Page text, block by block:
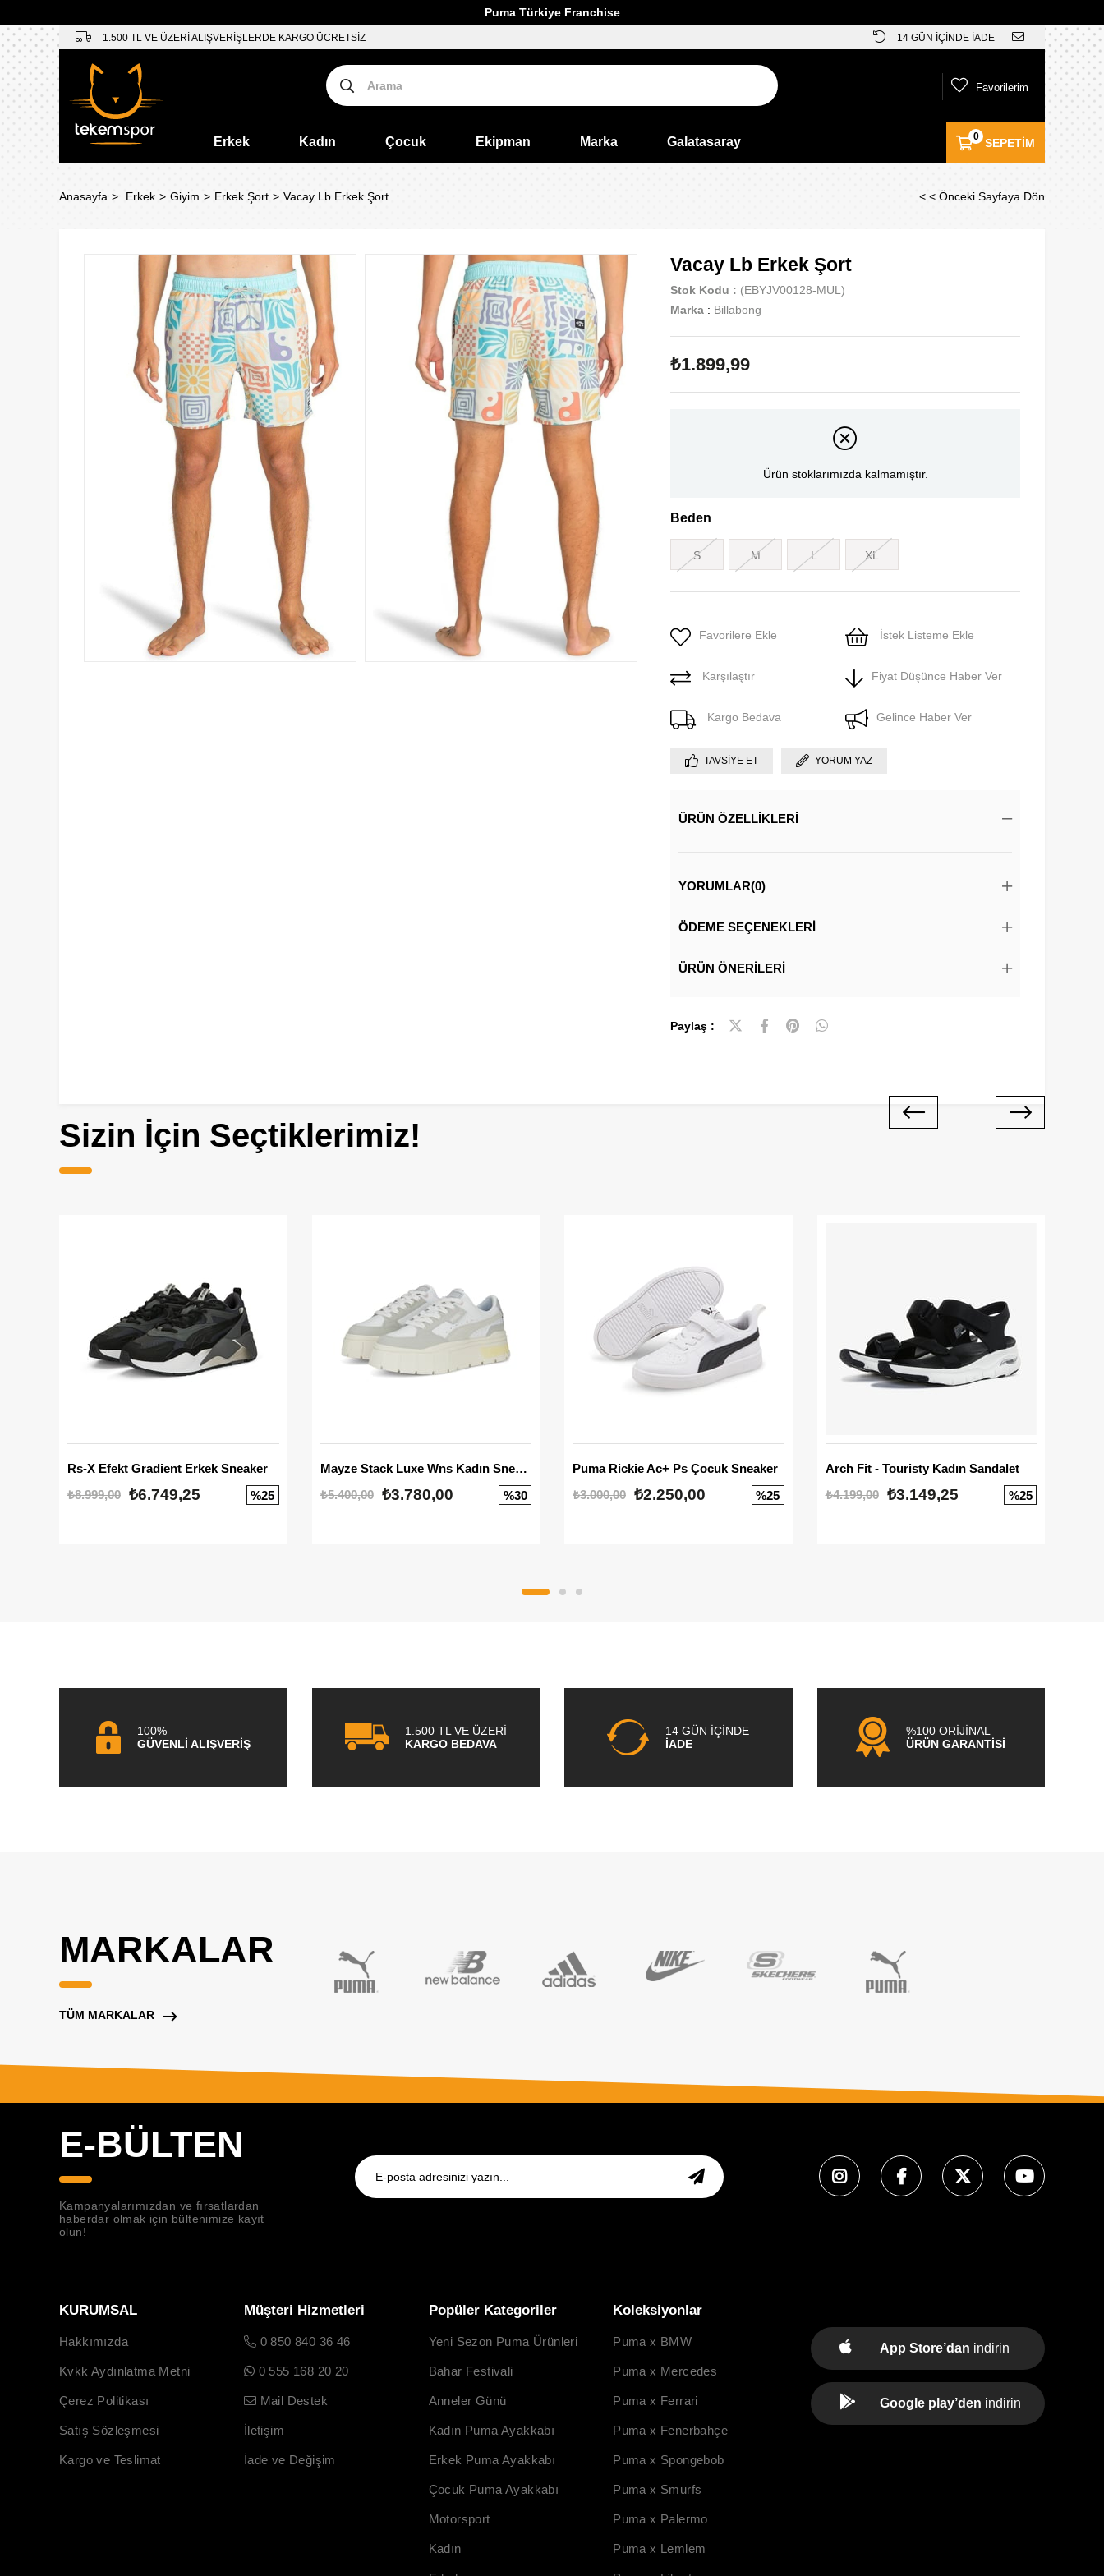
Puma Türkiye Franchise
1.500 TL VE ÜZERİ ALIŞVERİŞLERDE KARGO ÜCRETSİZ 14 GÜN İÇİNDE İADE
SEPETIM
0
Favorilerim
Erkek Kadın Çocuk Ekipman Marka Galatasaray
Anasayfa Erkek Giyim Erkek Şort Vacay Lb Erkek Şort < < Önceki Sayfaya Dön
Vacay Lb Erkek Şort
Stok Kodu
(EBYJV00128-MUL)
Marka : Billabong
₺1.899,99
Ürün stoklarımızda kalmamıştır.
Beden
S M L XL
Favorilere Ekle İstek Listeme Ekle
Karşılaştır Fiyat Düşünce Haber Ver
Kargo Bedava Gelince Haber Ver
TAVSIYE ET YORUM YAZ
ÜRÜN ÖZELLIKLERI
YORUMLAR(0)
ÖDEME SEÇENEKLERI
ÜRÜN ÖNERILERI
Paylaş :
Sizin İçin Seçtiklerimiz!
Rs-X Efekt Gradient Erkek Sneaker
₺8.999,00 ₺6.749,25 %25
Mayze Stack Luxe Wns Kadın Sneaker
₺5.400,00
₺3.780,00 %30
Puma Rickie Ac+ Ps Çocuk Sneaker
₺3.000,00 ₺2.250,00 %25
Arch Fit - Touristy Kadın Sandalet
₺4.199,00
₺3.149,25 %25
100%
GÜVENLİ ALIŞVERİŞ
1.500 TL VE ÜZERİ
KARGO BEDAVA
14 GÜN İÇİNDE
İADE
%100 ORİJİNAL
ÜRÜN GARANTİSİ
MARKALAR
TÜM MARKALAR
E-BÜLTEN
Kampanyalarımızdan ve fırsatlardan
haberdar olmak için bültenimize kayıt
olun!
KURUMSAL
Hakkımızda
Kvkk Aydınlatma Metni
Çerez Politikası
Satış Sözleşmesi
Kargo ve Teslimat
Müşteri Hizmetleri
0 850 840 36 46
0 555 168 20 20
Mail Destek
İletişim
İade ve Değişim
Popüler Kategoriler
Yeni Sezon Puma Ürünleri
Bahar Festivali
Anneler Günü
Kadın Puma Ayakkabı
Erkek Puma Ayakkabı
Çocuk Puma Ayakkabı
Motorsport
Kadın
Koleksiyonlar
Puma x BMW
Puma x Mercedes
Puma x Ferrari
Puma x Fenerbahçe
Puma x Spongebob
Puma x Smurfs
Puma x Palermo
Puma x Lemlem
App Store’dan indirin
Google play’den indirin